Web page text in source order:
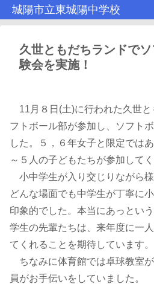
城陽市立東城陽中学校
久世ともだちランドで
験会を実施！
11月８日(土)に行われた久世と
フトボール部が参加し、ソフト
した。５，６年女子と限定では
～５人の子どもたちが参加してく
小中学生が入り交じりながら様
どんな場面でも中学生が丁寧に
印象的でした。本当にあっとい
学生の先輩たちは、来年度に一
てくれることを期待しています。
ちなみに体育館では卓球教室
員がお手伝いをしていました。